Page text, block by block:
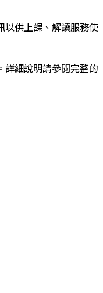
以供上課、解讀服務使
詳細說明請參閱完整的